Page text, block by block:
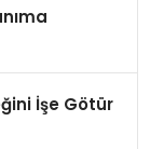
İşe Götür